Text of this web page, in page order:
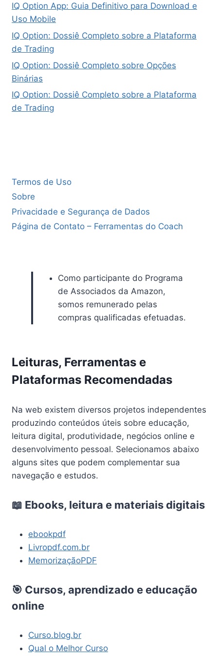
IQ Option App: Guia Definitivo para Download e
Uso Mobile
IQ Option: Dossiê Completo sobre a Plataforma
de Trading
IQ Option: Dossiê Completo sobre Opções
Binárias
IQ Option: Dossiê Completo sobre a Plataforma
de Trading
Termos de Uso
Sobre
Privacidade e Segurança de Dados
Página de Contato – Ferramentas do Coach
Como participante do Programa
de Associados da Amazon,
somos remunerado pelas
compras qualificadas efetuadas.
Leituras, Ferramentas e
Plataformas Recomendadas
Na web existem diversos projetos independentes
produzindo conteúdos úteis sobre educação,
leitura digital, produtividade, negócios online e
desenvolvimento pessoal. Selecionamos abaixo
alguns sites que podem complementar sua
navegação e estudos.
📖 Ebooks, leitura e materiais digitais
ebookpdf
Livropdf.com.br
MemorizaçãoPDF
🎯 Cursos, aprendizado e educação
online
Curso.blog.br
Qual o Melhor Curso